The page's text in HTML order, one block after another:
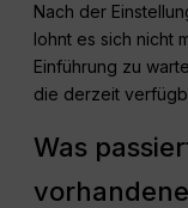
Nach der
lohnt es sich nicht
Einführung zu
die derzeit
Was